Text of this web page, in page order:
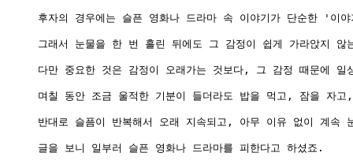
후자의 경우에는 슬픈 영화나 드라마 속 이야기가 단순한 '이
그래서 눈물을 한 번 흘린 뒤에도 그 감정이 쉽게 가라앉지 않
다만 중요한 것은 감정이 오래가는 것보다, 그 감정 때문에 일
며칠 동안 조금 울적한 기분이 들더라도 밥을 먹고, 잠을 자
반대로 슬픔이 반복해서 오래 지속되고, 아무 이유 없이 계속
글을 보니 일부러 슬픈 영화나 드라마를 피한다고 하셨죠.